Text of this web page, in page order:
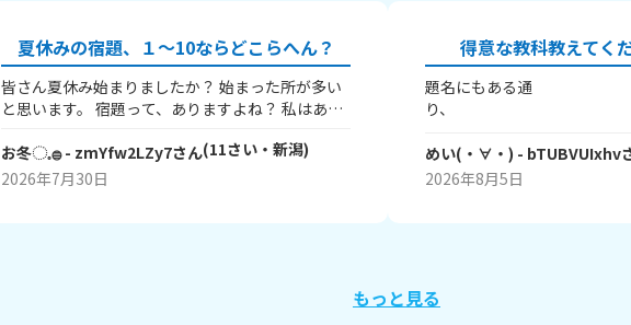
夏休みの宿題、１～10ならどこらへん？
皆さん夏休み始まりましたか？ 始まった所が多い
と思います。 宿題って、ありますよね？ 私はあり
したか？ 1はまだ終わってないで、10は全部終わ
ったということです！ 私は6です！ワークと習字と
お冬◌𓈒𓐍- zmYfw2LZy7さん(11さい・ 新潟)
2026年7月30日
得意な教科教えてく
題名にもある通
り、 皆
(^^) ちなみに私は
♪ 実験
れてありがとうございました
めい(・∀・) - bTUBVUIxhv
2026年8月5日
もっと見る